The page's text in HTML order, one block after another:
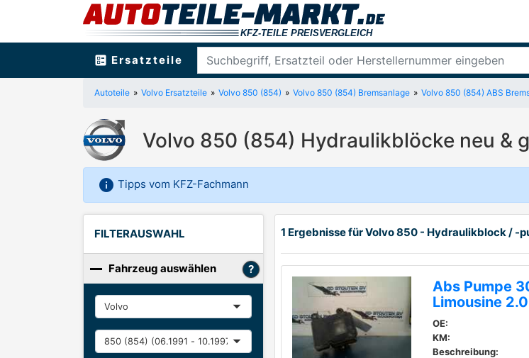
ballot Ersatzteile
Autoteile Volvo Ersatzteile Volvo 850 (854) Volvo 850 (854) Bremsanlage Volvo 850 (854) ABS
Volvo 850 (854) Hydraulikblöcke neu &
info Tipps vom KFZ-Fachmann
FILTERAUSWAHL
Fahrzeug auswählen
Hersteller
Baureihe
1 Ergebnisse für Volvo 850 - Hydraulikblock / -
Abs Pumpe
Limousine
OE:
KM:
Beschreibung: